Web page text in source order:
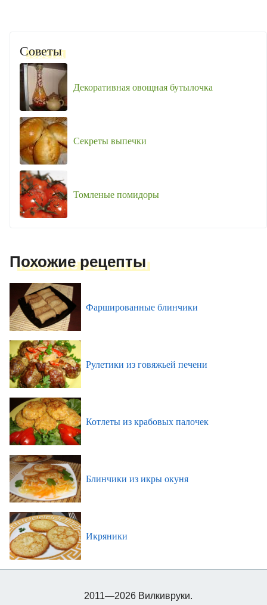
Советы
Декоративная овощная бутылочка
Секреты выпечки
Томленые помидоры
Похожие рецепты
Фаршированные блинчики
Рулетики из говяжьей печени
Котлеты из крабовых палочек
Блинчики из икры окуня
Икряники
2011—2026 Вилкивруки.